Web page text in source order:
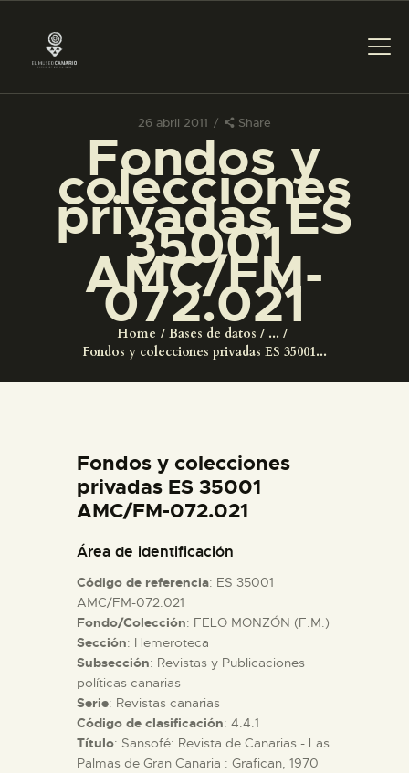
26 abril 2011 Share
Fondos y
colecciones
privadas ES
35001
AMC/FM-
072.021
Home Bases de datos
...
Fondos y colecciones privadas ES 35001...
PREPARAR LA VISITA
ACTIVIDADES
█
EL MUSEO
ESPAÑOL
ACTIVIDADES
█
EL MUSEO
COLECCIONES
Fondos y colecciones
privadas ES 35001
AMC/FM-072.021
Área de identificación
Código de referencia: ES 35001
AMC/FM-072.021
Fondo/Colección: FELO MONZÓN (F.M.)
Sección: Hemeroteca
Subsección: Revistas y Publicaciones
políticas canarias
Serie: Revistas canarias
Código de clasificación: 4.4.1
Título: Sansofé: Revista de Canarias.- Las
Palmas de Gran Canaria : Grafican, 1970